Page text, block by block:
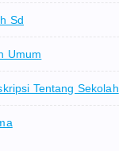
Sd
Umum
Tentang Sekolah